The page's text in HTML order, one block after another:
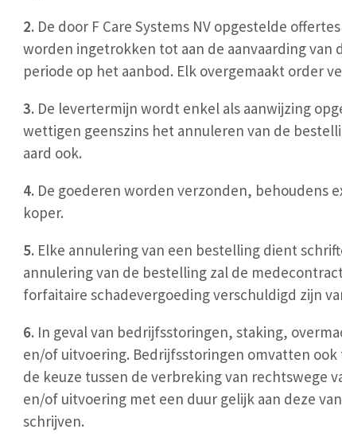
2. De door F Care Systems NV opgestelde
worden ingetrokken tot aan de aanvaarding
periode op het aanbod. Elk overgemaakt order
3.De levertermijn wordt enkel als aanwijzing
wettigen geenszins het annuleren van de
aard ook.
4. De goederen worden verzonden, behoudens
koper.
5. Elke annulering van een bestelling dient
annulering van de bestelling zal de
forfaitaire schadevergoeding verschuldigd zijn
6.In geval van bedrijfsstoringen, staking,
en/of uitvoering. Bedrijfsstoringen omvatten ook
de keuze tussen de verbreking van rechtswege
en/of uitvoering met een duur gelijk aan deze
schrijven.